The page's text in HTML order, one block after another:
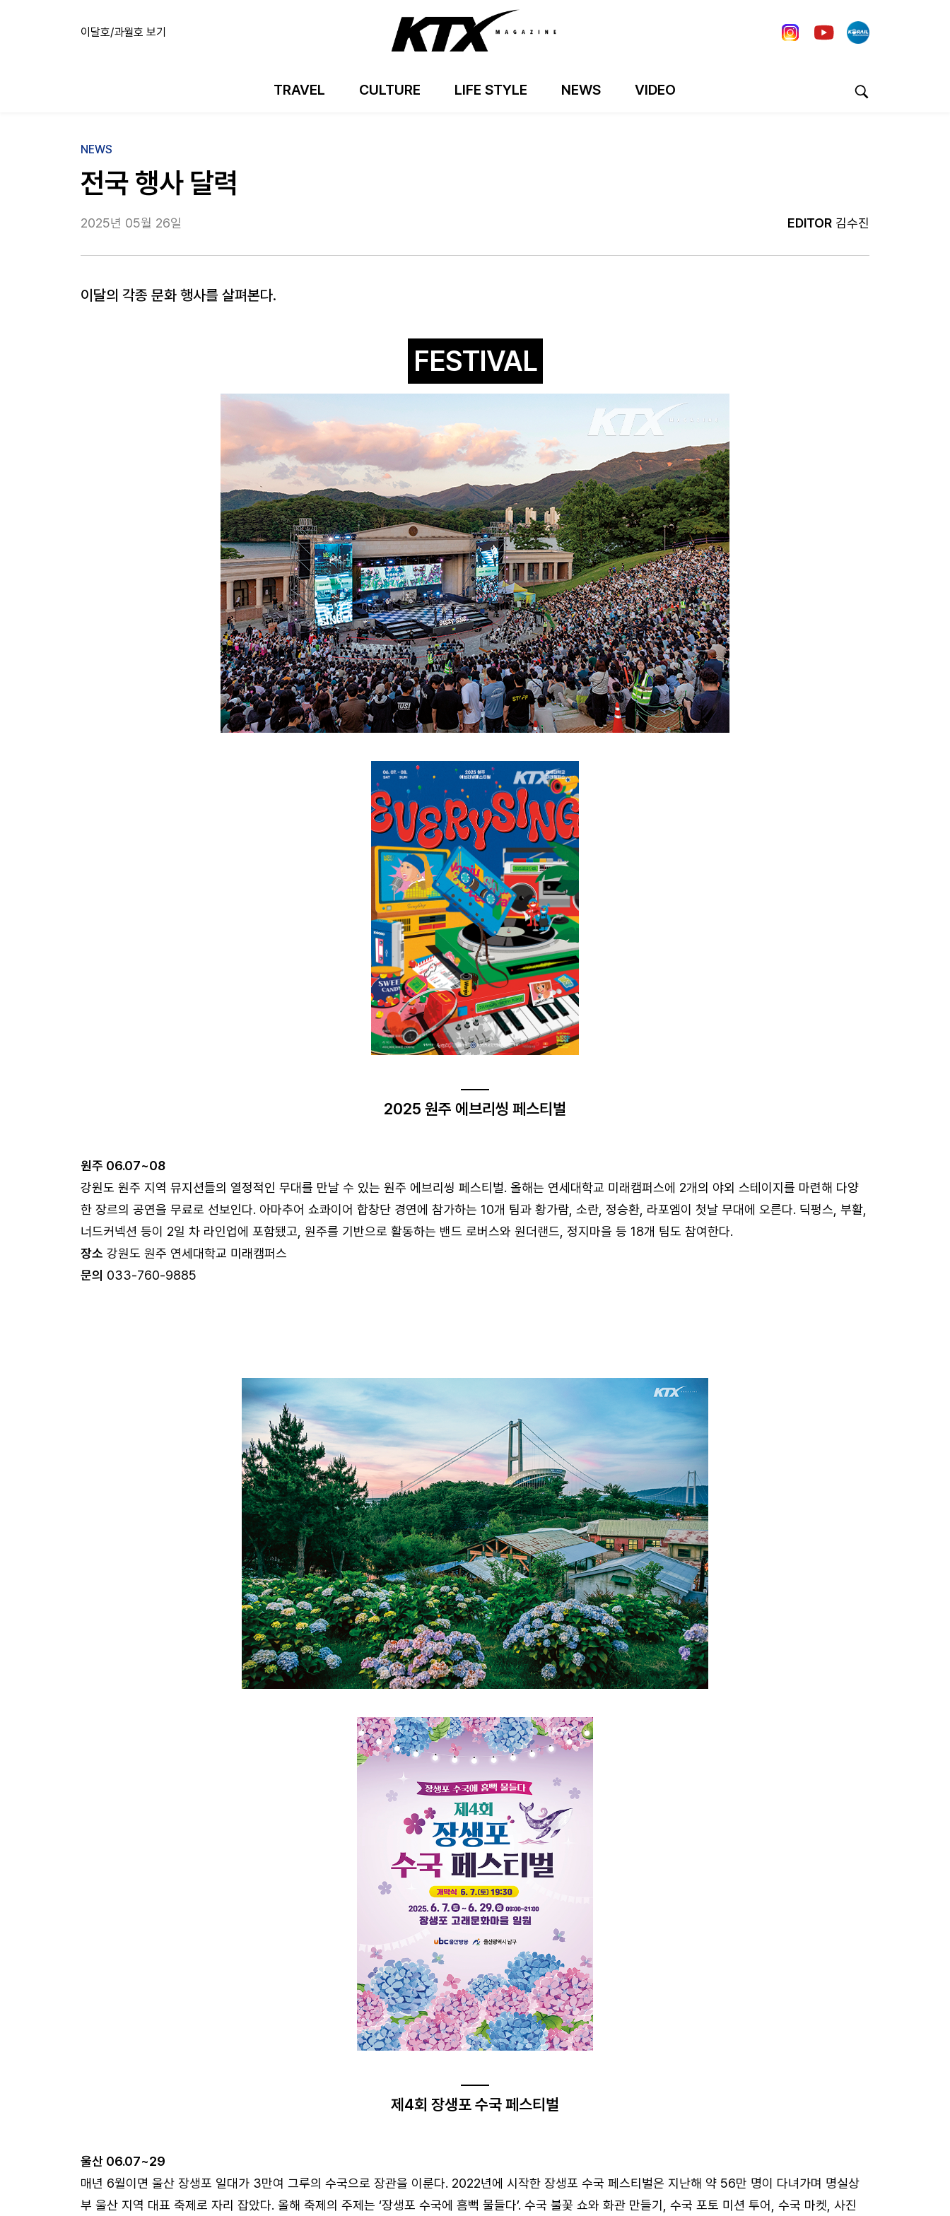
이달호/과월호 보기
TRAVEL CULTURE LIFE STYLE NEWS VIDEO
NEWS
전국 행사 달력
2025년 05월 26일 EDITOR 김수진
이달의 각종 문화 행사를 살펴본다.
FESTIVAL
2025 원주 에브리씽 페스티벌
원주 06.07~08
강원도 원주 지역 뮤지션들의 열정적인 무대를 만날 수 있는 원주 에브리씽 페스티벌. 올해는 연세대학교 미래캠퍼스에 2개의 야외 스테이지를 마련해 다양
한 장르의 공연을 무료로 선보인다. 아마추어 쇼콰이어 합창단 경연에 참가하는 10개 팀과 황가람, 소란, 정승환, 라포엠이 첫날 무대에 오른다. 딕펑스, 부활,
너드커넥션 등이 2일 차 라인업에 포함됐고, 원주를 기반으로 활동하는 밴드 로버스와 원더랜드, 정지마을 등 18개 팀도 참여한다.
장소 강원도 원주 연세대학교 미래캠퍼스
문의 033-760-9885
제4회 장생포 수국 페스티벌
울산 06.07~29
매년 6월이면 울산 장생포 일대가 3만여 그루의 수국으로 장관을 이룬다. 2022년에 시작한 장생포 수국 페스티벌은 지난해 약 56만 명이 다녀가며 명실상
부 울산 지역 대표 축제로 자리 잡았다. 올해 축제의 주제는 ‘장생포 수국에 흠뻑 물들다’. 수국 불꽃 쇼와 화관 만들기, 수국 포토 미션 투어, 수국 마켓, 사진